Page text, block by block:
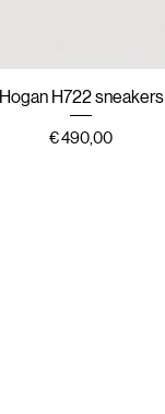
Snel overzicht
Hogan H722 sneakers
Prijs
€ 490,00